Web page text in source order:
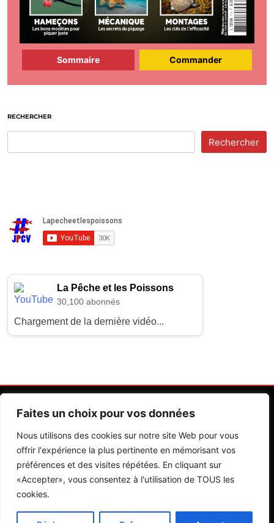
Faites un choix pour vos données
Nous utilisons des cookies sur notre site Web pour vous
offrir l'expérience la plus pertinente en mémorisant vos
préférences et des visites répétées. En cliquant sur
«Accepter», vous consentez à l'utilisation de TOUS les
cookies.
Sommaire Commander
RECHERCHER
Rechercher
La Pêche et les Poissons
30,100 abonnés
Chargement de la dernière vidéo...
Contactez Nos Rédactions Mentions Légales